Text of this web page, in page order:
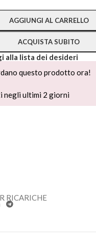
AGGIUNGI AL CARRELLO
ACQUISTA SUBITO
alla lista dei desideri
questo prodotto ora!
negli ultimi 2 giorni
RICARICHE